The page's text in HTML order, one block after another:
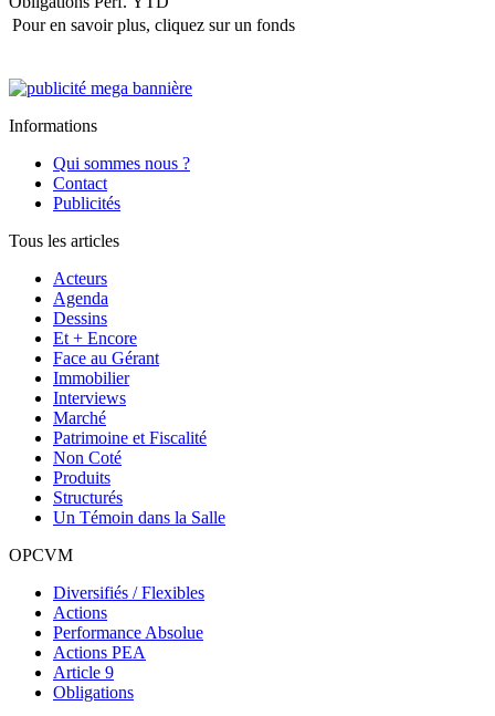
Pour en savoir plus, cliquez sur un fonds
Informations
Qui sommes nous ?
Contact
Publicités
Tous les articles
Acteurs
Agenda
Dessins
Et + Encore
Face au Gérant
Immobilier
Interviews
Marché
Patrimoine et Fiscalité
Non Coté
Produits
Structurés
Un Témoin dans la Salle
OPCVM
Diversifiés / Flexibles
Actions
Performance Absolue
Actions PEA
Article 9
Obligations